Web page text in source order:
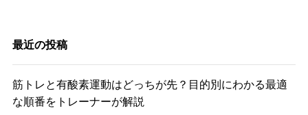
最近の投稿
筋トレと有酸素運動はどっちが先？目的別にわかる最適
な順番をトレーナーが解説